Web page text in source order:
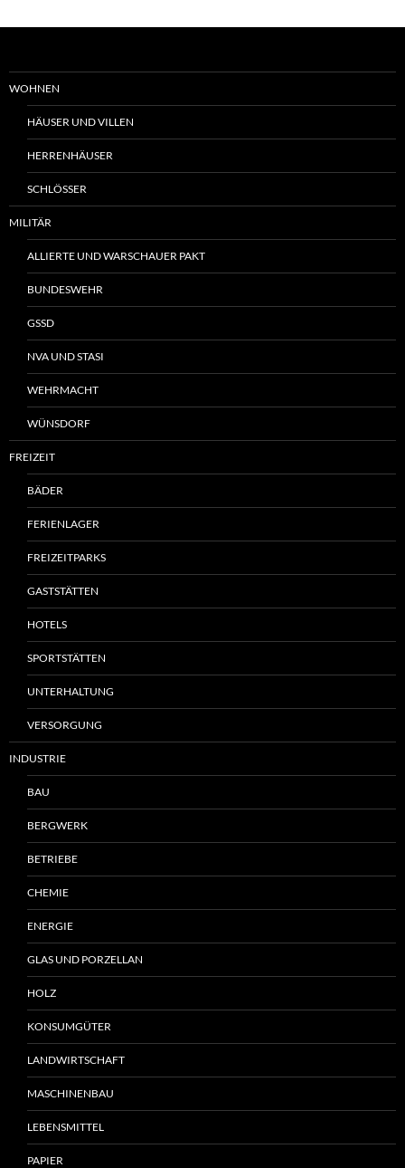
WOHNEN
HÄUSER UND VILLEN
HERRENHÄUSER
SCHLÖSSER
MILITÄR
ALLIERTE UND WARSCHAUER PAKT
BUNDESWEHR
GSSD
NVA UND STASI
WEHRMACHT
WÜNSDORF
FREIZEIT
BÄDER
FERIENLAGER
FREIZEITPARKS
GASTSTÄTTEN
HOTELS
SPORTSTÄTTEN
UNTERHALTUNG
VERSORGUNG
INDUSTRIE
BAU
BERGWERK
BETRIEBE
CHEMIE
ENERGIE
GLAS UND PORZELLAN
HOLZ
KONSUMGÜTER
LANDWIRTSCHAFT
MASCHINENBAU
LEBENSMITTEL
PAPIER